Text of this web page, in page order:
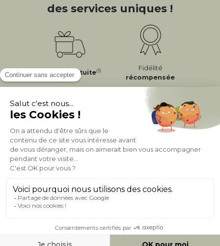
des services uniques !
LivraisonGratuite(1)
Fidélité
récompensée
Expéditionen
24/72h
Appel gratuit
0 20 88 04 14
À PROPOS DE MILIBOO